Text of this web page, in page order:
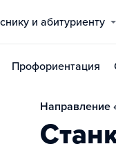
и абитуриенту
Профориентация
Направление